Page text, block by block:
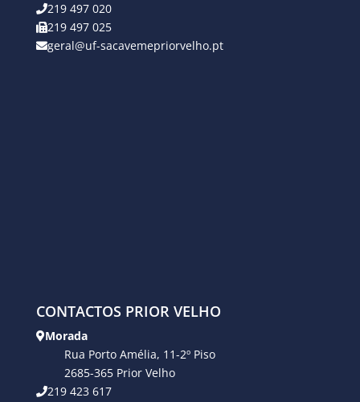
219 497 020
219 497 025
geral@uf-sacavemepriorvelho.pt
CONTACTOS PRIOR VELHO
Morada
Rua Porto Amélia, 11-2º Piso
2685-365 Prior Velho
219 423 617